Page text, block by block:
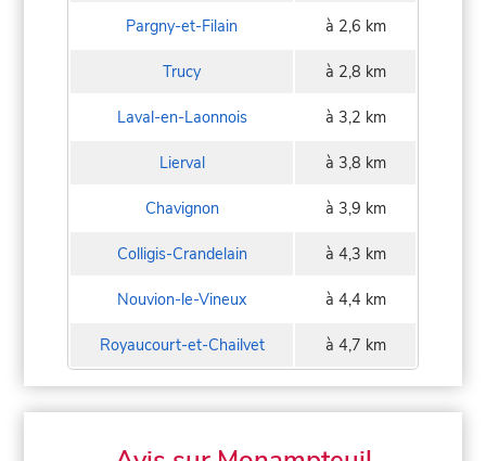
Pargny-et-Filain à 2,6 km
Trucy à 2,8 km
Laval-en-Laonnois à 3,2 km
Lierval à 3,8 km
Chavignon à 3,9 km
Colligis-Crandelain à 4,3 km
Nouvion-le-Vineux à 4,4 km
Royaucourt-et-Chailvet à 4,7 km